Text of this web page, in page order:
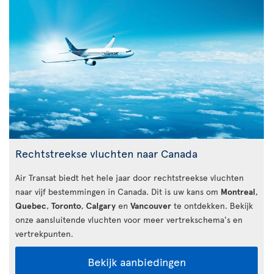
Rechtstreekse vluchten naar Canada
Air Transat biedt het hele jaar door rechtstreekse vluchten
naar vijf bestemmingen in Canada. Dit is uw kans om Montreal,
Quebec, Toronto, Calgary en Vancouver te ontdekken. Bekijk
onze aansluitende vluchten voor meer vertrekschema's en
vertrekpunten.
Bekijk aanbiedingen